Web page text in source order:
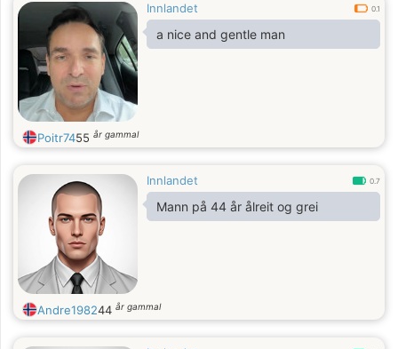
Innlandet 0.1
a nice and gentle man
Poitr7455 år gammal
Innlandet 0.7
Mann på 44 år ålreit og grei
Andre198244 år gammal